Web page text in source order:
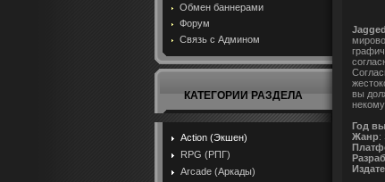
Обмен баннерами
Форум
Связь с Админом
КАТЕГОРИИ РАЗДЕЛА
Action (Экшен)
RPG (РПГ)
Arcade (Аркады)
вы
Год
Жанр: